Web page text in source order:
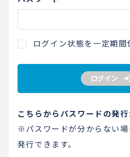
ログイン状態を一定期間
ログイン
こちらからパスワードの発行
※パスワードが分からない
発行できます。